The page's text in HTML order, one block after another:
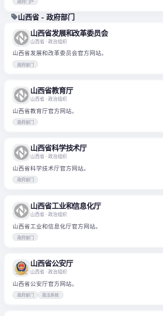
政府门户
山西省 - 政府部门
山西省发展和改革委员会
山西省· 政治组织
山西省发展和改革委员会官方网站。
政府部门
山西省教育厅
山西省· 政治组织
山西省教育厅官方网站。
政府部门
山西省科学技术厅
山西省· 政治组织
山西省科学技术厅官方网站。
政府部门
山西省工业和信息化厅
山西省· 政治组织
山西省工业和信息化厅官方网站。
政府部门
山西省公安厅
山西省· 政治组织
山西省公安厅官方网站。
政府部门 政法系统